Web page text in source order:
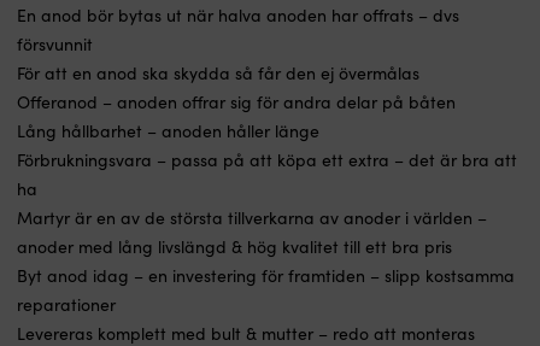
En anod bör bytas ut när halva anoden har offrats – dvs
försvunnit
För att en anod ska skydda så får den ej övermålas
Offeranod – anoden offrar sig för andra delar på båten
Lång hållbarhet – anoden håller länge
Förbrukningsvara – passa på att köpa ett extra – det är bra att
ha
Martyr är en av de största tillverkarna av anoder i världen –
anoder med lång livslängd & hög kvalitet till ett bra pris
Byt anod idag – en investering för framtiden – slipp kostsamma
reparationer
Levereras komplett med bult & mutter – redo att monteras